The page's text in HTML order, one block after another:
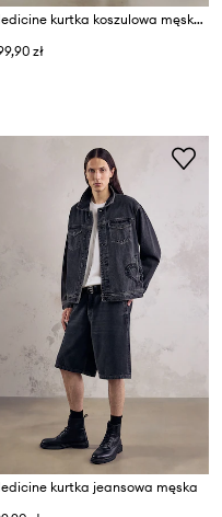
Medicine kurtka koszulowa męska
zł
kurtka jeansowa męska